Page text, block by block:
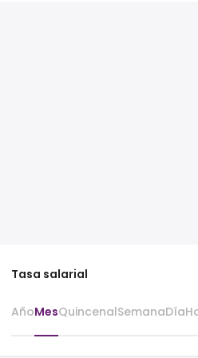
Tasa salarial
AñoMesQuincenalSemanaDía